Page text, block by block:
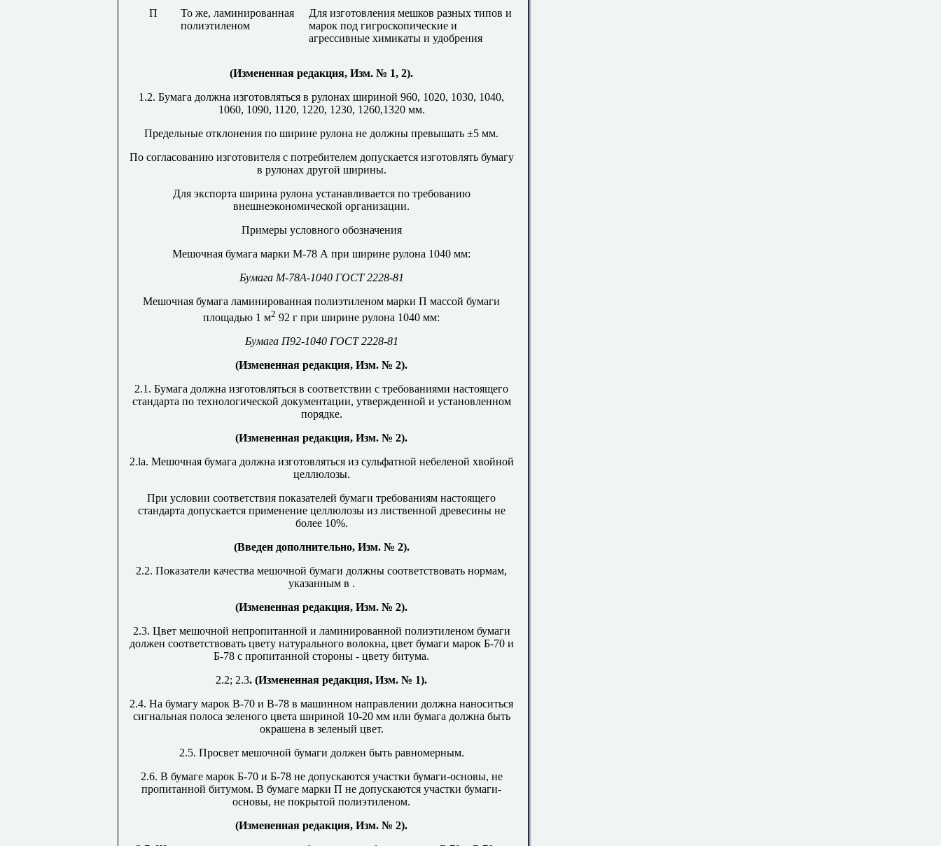
П
То же, ламинированная
полиэтиленом
Для изготовления мешков разных типов и
марок под гигроскопические и
агрессивные химикаты и удобрения
(Измененная редакция, Изм. № 1, 2).
1.2. Бумага должна изготовляться в рулонах шириной 960, 1020, 1030, 1040,
1060, 1090, 1120, 1220, 1230, 1260,1320 мм.
Предельные отклонения по ширине рулона не должны превышать ±5 мм.
По согласованию изготовителя с потребителем допускается изготовлять бумагу
в рулонах другой ширины.
Для экспорта ширина рулона устанавливается по требованию
внешнеэкономической организации.
Примеры условного обозначения
Мешочная бумага марки М-78 А при ширине рулона 1040 мм:
Бумага М-78А-1040 ГОСТ 2228-81
Мешочная бумага ламинированная полиэтиленом марки П массой бумаги
площадью 1 м2 92 г при ширине рулона 1040 мм:
Бумага П92-1040 ГОСТ 2228-81
(Измененная редакция, Изм. № 2).
2.1. Бумага должна изготовляться в соответствии с требованиями настоящего
стандарта по технологической документации, утвержденной и установленном
порядке.
(Измененная редакция, Изм. № 2).
2.la. Мешочная бумага должна изготовляться из сульфатной небеленой хвойной
целлюлозы.
При условии соответствия показателей бумаги требованиям настоящего
стандарта допускается применение целлюлозы из лиственной древесины не
более 10%.
(Введен дополнительно, Изм. № 2).
2.2. Показатели качества мешочной бумаги должны соответствовать нормам,
указанным в .
(Измененная редакция, Изм. № 2).
2.3. Цвет мешочной непропитанной и ламинированной полиэтиленом бумаги
должен соответствовать цвету натурального волокна, цвет бумаги марок Б-70 и
Б-78 с пропитанной стороны - цвету битума.
2.2; 2.3. (Измененная редакция, Изм. № 1).
2.4. На бумагу марок В-70 и В-78 в машинном направлении должна наноситься
сигнальная полоса зеленого цвета шириной 10-20 мм или бумага должна быть
окрашена в зеленый цвет.
2.5. Просвет мешочной бумаги должен быть равномерным.
2.6. В бумаге марок Б-70 и Б-78 не допускаются участки бумаги-основы, не
пропитанной битумом. В бумаге марки П не допускаются участки бумаги-
основы, не покрытой полиэтиленом.
(Измененная редакция, Изм. № 2).